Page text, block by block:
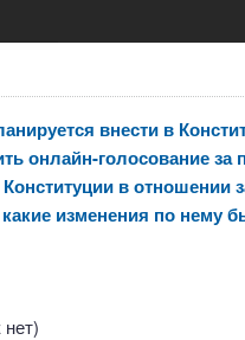
внести в
онлайн-голосование за
в отношении
изменения по нему